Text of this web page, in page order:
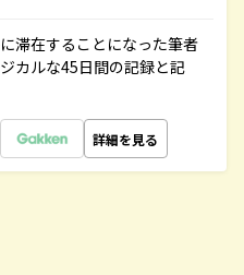
滞在することになった筆者
カルな45日間の記録と記
詳細を見る